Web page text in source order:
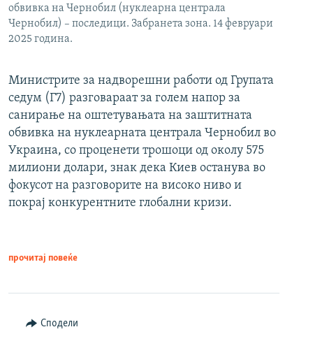
обвивка на Чернобил (нуклеарна централа
Чернобил) – последици. Забранета зона. 14 февруари
2025 година.
Министрите за надворешни работи од Групата
седум (Г7) разговараат за голем напор за
санирање на оштетувањата на заштитната
обвивка на нуклеарната централа Чернобил во
Украина, со проценети трошоци од околу 575
милиони долари, знак дека Киев останува во
фокусот на разговорите на високо ниво и
покрај конкурентните глобални кризи.
прочитај повеќе
Сподели